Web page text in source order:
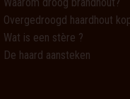
Overgedroogd haardhout
Wat is een stère ?
De haard aansteken